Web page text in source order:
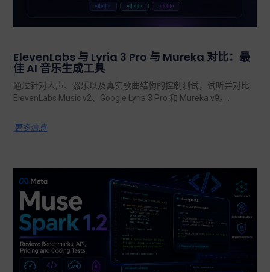
ElevenLabs 与 Lyria 3 Pro 与 Mureka 对比：最
佳 AI 音乐生成工具
通过针对人声、器乐以及真实歌曲结构的控制测试，试听并对比
ElevenLabs Music v2、Google Lyria 3 Pro 和 Mureka v9。.
更多信息